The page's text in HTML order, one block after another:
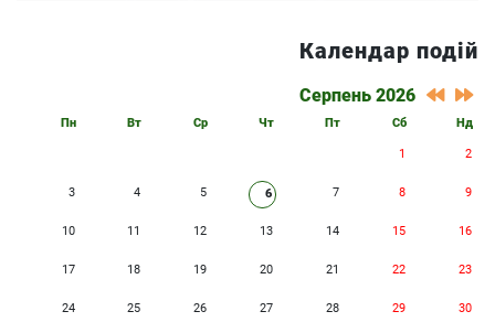
Календар подій
Серпень 2026
Пн Вт Ср Чт Пт Сб Нд
1 2
3 4 5 6 7 8 9
10 11 12 13 14 15 16
17 18 19 20 21 22 23
24 25 26 27 28 29 30